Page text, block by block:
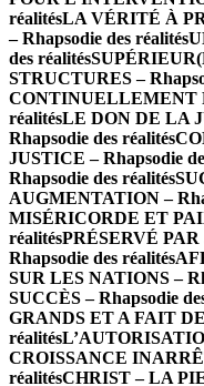
réalitésLA VÉRITÉ À
– Rhapsodie des réalités
des réalités
STRUCTURES –
CONTINUELLEMENT
réalitésLE DON DE LA
Rhapsodie des réalités
JUSTICE – Rhapsodie
Rhapsodie des réalités
AUGMENTATION –
MISÉRICORDE ET
réalitésPRÉSERVÉ
Rhapsodie des réalités
SUR LES NATIONS –
SUCCÈS – Rhapsodie
GRANDS ET A FAIT
réalités
CROISSANCE
réalitésCHRIST – LA